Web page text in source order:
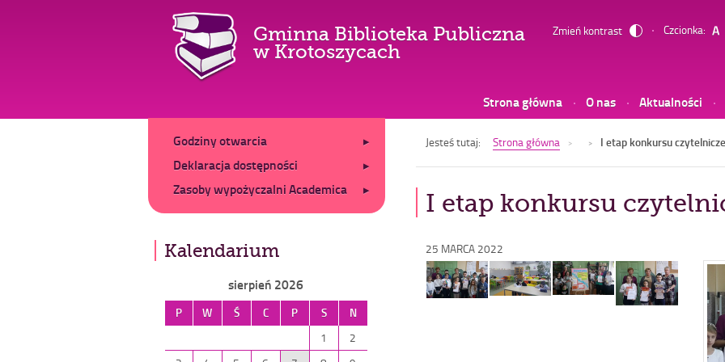
Gminna Biblioteka Publiczna
w Krotoszycach-
konkursu
czytelniczego
Zmień kontrast Czcionka:
Strona główna O nas Aktualności
Godziny otwarcia
Deklaracja dostępności
Zasoby wypożyczalni Academica
Kalendarium
sierpień 2026
P W Ś C P S
N
1
2
Jesteś tutaj: Strona główna I etap konkursu
I etap konkursu
Opublikowano
w
dniu
25 MARCA 2022
obraz